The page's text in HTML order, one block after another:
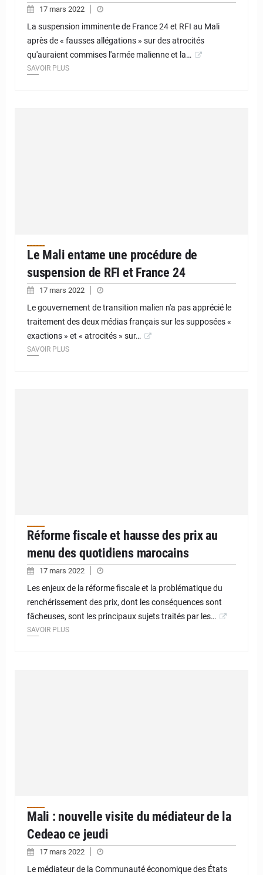
17 mars 2022
La suspension imminente de France 24 et RFI au Mali
après de « fausses allégations » sur des atrocités
qu'auraient commises l'armée malienne et la…
SAVOIR PLUS
Le Mali entame une procédure de
suspension de RFI et France 24
17 mars 2022
Le gouvernement de transition malien n'a pas apprécié le
traitement des deux médias français sur les supposées «
exactions » et « atrocités » sur…
SAVOIR PLUS
Réforme fiscale et hausse des prix au
menu des quotidiens marocains
17 mars 2022
Les enjeux de la réforme fiscale et la problématique du
renchérissement des prix, dont les conséquences sont
fâcheuses, sont les principaux sujets traités par les…
SAVOIR PLUS
Mali : nouvelle visite du médiateur de la
Cedeao ce jeudi
17 mars 2022
Le médiateur de la Communauté économique des États